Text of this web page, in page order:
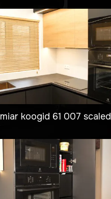
miar koogid 61 007 scaled